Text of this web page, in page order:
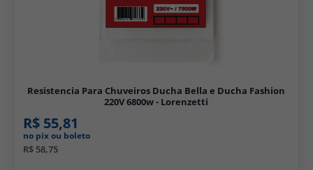
Resistencia Para Chuveiros Ducha Bella e Ducha Fashion
220V 6800w - Lorenzetti
R$ 55,81
no pix ou boleto
R$ 58,75